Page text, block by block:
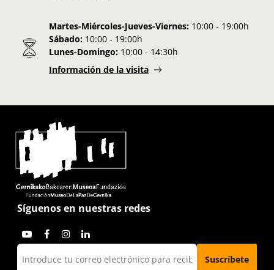
Martes-Miércoles-Jueves-Viernes: 10:00 - 19:00h
Sábado: 10:00 - 19:00h
Lunes-Domingo: 10:00 - 14:30h
Información de la visita
Síguenos en nuestras redes